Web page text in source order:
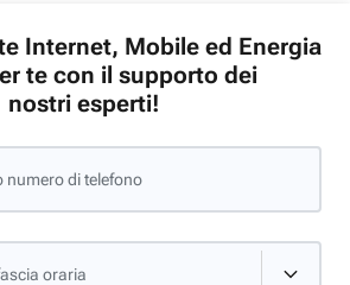
Internet, Mobile ed Energia
te con il supporto dei
nostri esperti!
numero di telefono
oraria